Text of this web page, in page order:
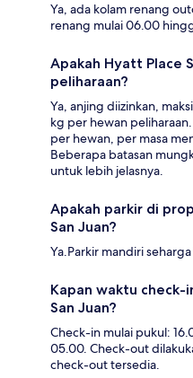
Ya, ada kolam renang
renang mulai 06.00
Apakah Hyatt Place
peliharaan?
Ya, anjing diizinkan,
kg per hewan
per hewan, per masa
Beberapa batasan
untuk lebih jelasnya.
Apakah parkir di
San Juan?
Ya.Parkir mandiri
Kapan waktu check-
San Juan?
Check-in mulai pukul:
05.00. Check-out
check-out tersedia.